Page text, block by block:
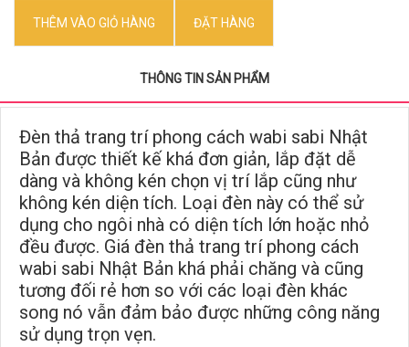
THÊM VÀO GIỎ HÀNG ĐẶT HÀNG
THÔNG TIN SẢN PHẨM
Đèn thả trang trí phong cách wabi sabi Nhật
Bản được thiết kế khá đơn giản, lắp đặt dễ
dàng và không kén chọn vị trí lắp cũng như
không kén diện tích. Loại đèn này có thể sử
dụng cho ngôi nhà có diện tích lớn hoặc nhỏ
đều được. Giá đèn thả trang trí phong cách
wabi sabi Nhật Bản khá phải chăng và cũng
tương đối rẻ hơn so với các loại đèn khác
song nó vẫn đảm bảo được những công năng
sử dụng trọn vẹn.